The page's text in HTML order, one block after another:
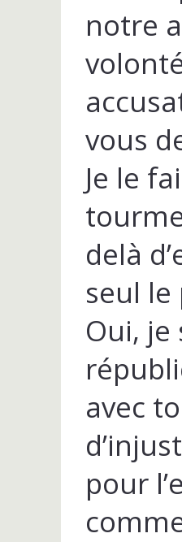
notre
vous
Je le
delà
seul
Oui, je
avec
pour